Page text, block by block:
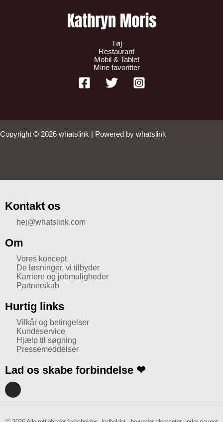
Tøj
Restaurant
Mobil & Tablet
Mine favoritter
Copyright © 2026 whatslink | Powered by whatslink
Kontakt os
hej@whatslink.com
Om
Vores koncept
De løsninger, vi tilbyder
Karriere og jobmuligheder
Partnerskab
Hurtig links
Vilkår og betingelser
Kundeservice
Hjælp til søgning
Pressemeddelser
Lad os skabe forbindelse ❤
I
s